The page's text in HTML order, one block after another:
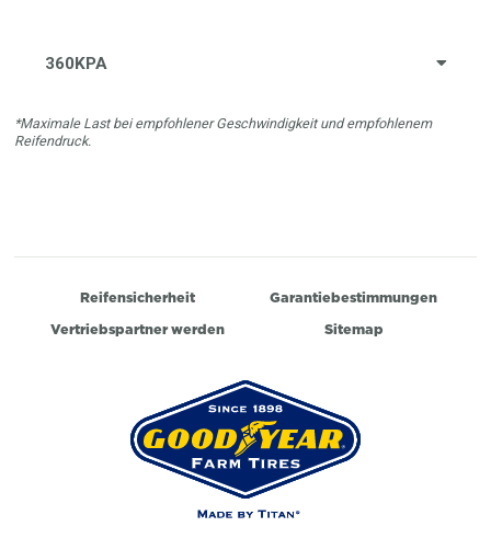
360KPA
*Maximale Last bei empfohlener Geschwindigkeit und empfohlenem
Reifendruck.
Reifensicherheit
Garantiebestimmungen
Vertriebspartner werden
Sitemap